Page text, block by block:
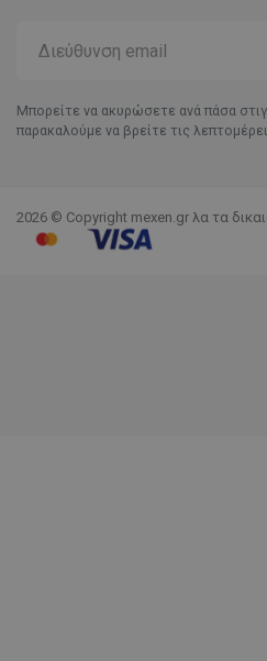
Μπορείτε να ακυρώσετε ανά πάσα
παρακαλούμε να βρείτε τις
2026 © Copyright mexen.gr λα τα